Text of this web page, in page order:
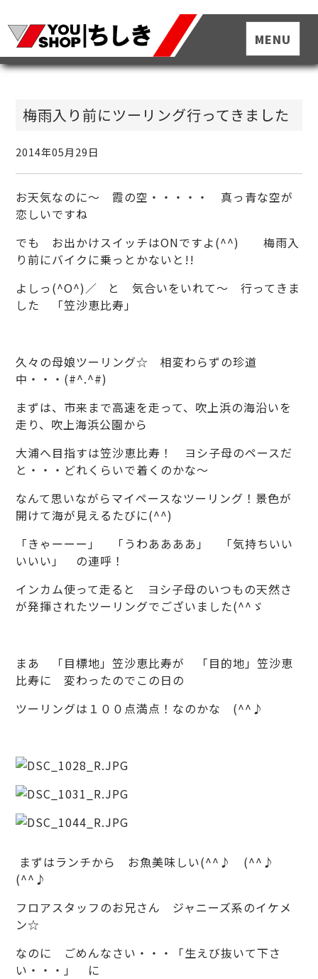
梅雨入り前にツーリング行ってきました
2014年05月29日
お天気なのに～ 霞の空・・・・・ 真っ青な空が
恋しいですね
でも お出かけスイッチはONですよ(^^) 梅雨入
り前にバイクに乗っとかないと!!
よしっ(^O^)／ と 気合いをいれて～ 行ってきま
した 「笠沙恵比寿」
久々の母娘ツーリング☆ 相変わらずの珍道
中・・・(#^.^#)
まずは、市来まで高速を走って、吹上浜の海沿いを
走り、吹上海浜公園から
大浦へ目指すは笠沙恵比寿！ ヨシ子母のペースだ
と・・・どれくらいで着くのかな～
なんて思いながらマイペースなツーリング！景色が
開けて海が見えるたびに(^^)
「きゃーーー」 「うわああああ」 「気持ちいい
いいい」 の連呼！
インカム使って走ると ヨシ子母のいつもの天然さ
が発揮されたツーリングでございました(^^ゞ
まあ 「目標地」笠沙恵比寿が 「目的地」笠沙恵
比寿に 変わったのでこの日の
ツーリングは１００点満点！なのかな (^^♪
まずはランチから お魚美味しい(^^♪ (^^♪
(^^♪
フロアスタッフのお兄さん ジャニーズ系のイケメ
ン☆
なのに ごめんなさい・・・「生えび抜いて下さ
い・・・」 に